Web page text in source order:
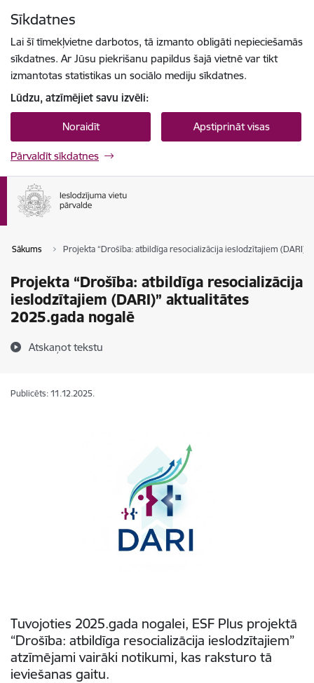
Sīkdatnes
Lai šī tīmekļvietne darbotos, tā izmanto obligāti nepieciešamās
sīkdatnes. Ar Jūsu piekrišanu papildus šajā vietnē var tikt
izmantotas statistikas un sociālo mediju sīkdatnes.
Lūdzu, atzīmējiet savu izvēli:
Noraidīt Apstiprināt visas
Pārvaldīt sīkdatnes
Sākums Projekta “Drošība: atbildīga resocializācija ieslodzītajiem (DARI)”
Projekta “Drošība: atbildīga resocializācija
ieslodzītajiem (DARI)” aktualitātes
2025.gada nogalē
Atskaņot tekstu
Publicēts: 11.12.2025.
Tuvojoties 2025.gada nogalei, ESF Plus projektā
“Drošība: atbildīga resocializācija ieslodzītajiem”
atzīmējami vairāki notikumi, kas raksturo tā
ieviešanas gaitu.